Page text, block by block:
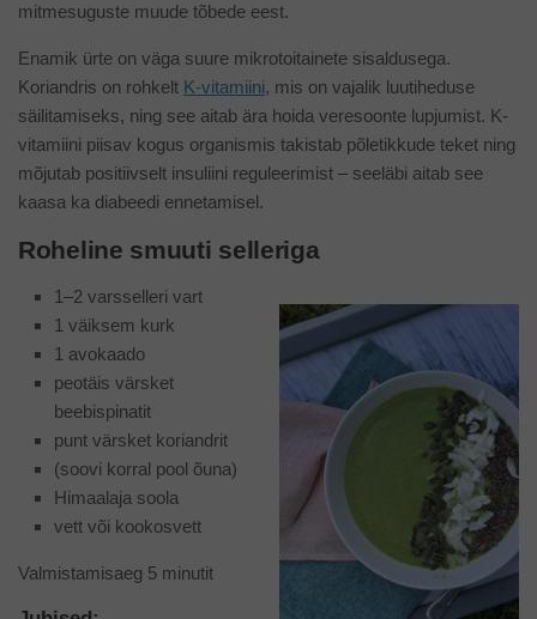
mitmesuguste muude tõbede eest.
Enamik ürte on väga suure mikrotoitainete sisaldusega.
Koriandris on rohkelt K-vitamiini, mis on vajalik luutiheduse
säilitamiseks, ning see aitab ära hoida veresoonte lupjumist. K-
vitamiini piisav kogus organismis takistab põletikkude teket ning
mõjutab positiivselt insuliini reguleerimist – seeläbi aitab see
kaasa ka diabeedi ennetamisel.
Roheline smuuti selleriga
1–2 varsselleri vart
1 väiksem kurk
1 avokaado
peotäis värsket
beebispinatit
punt värsket koriandrit
(soovi korral pool õuna)
Himaalaja soola
vett või kookosvett
Valmistamisaeg 5 minutit